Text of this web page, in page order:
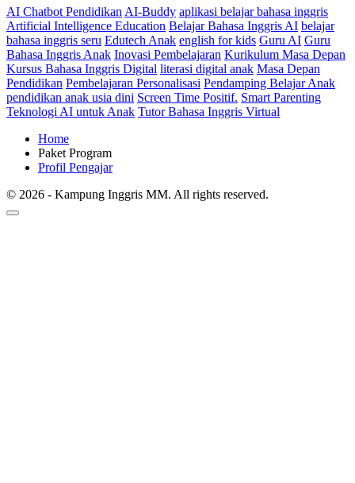
AI Chatbot Pendidikan AI-Buddy aplikasi belajar bahasa inggris
Artificial Intelligence Education Belajar Bahasa Inggris AI belajar
bahasa inggris seru Edutech Anak english for kids Guru AI Guru
Bahasa Inggris Anak Inovasi Pembelajaran Kurikulum Masa Depan
Kursus Bahasa Inggris Digital literasi digital anak Masa Depan
Pendidikan Pembelajaran Personalisasi Pendamping Belajar Anak
pendidikan anak usia dini Screen Time Positif. Smart Parenting
Teknologi AI untuk Anak Tutor Bahasa Inggris Virtual
Home
Paket Program
Profil Pengajar
© 2026 - Kampung Inggris MM. All rights reserved.